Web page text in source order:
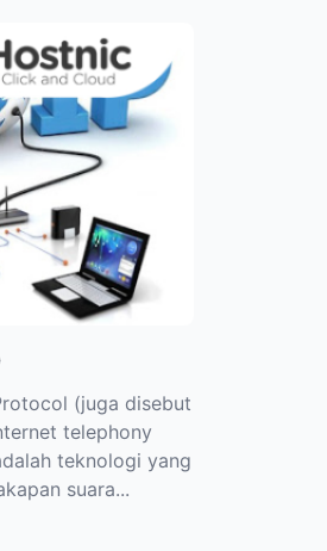
(juga disebut
telephony
teknologi yang
suara...